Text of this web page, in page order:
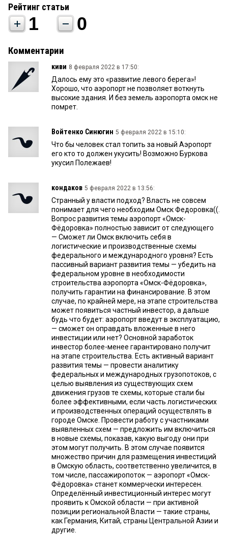
Рейтинг статьи
1 0
Комментарии
киви 8 февраля 2022 в 17:50:
Далось ему это «развитие левого берега»!
Хорошо, что аэропорт не позволяет воткнуть
высокие здания. И без земель аэропорта омск не
помрет.
Войтенко Синюгин 5 февраля 2022 в 15:10:
Что бы человек стал топить за новый Аэропорт
его кто то должен укусить! Возможно Буркова
укусил Полежаев!
кондаков 5 февраля 2022 в 13:56:
Странный у власти подход? Власть не совсем
понимает для чего необходим Омск Федоровка((.
Вопрос развития темы аэропорт «Омск-
Фёдоровка» полностью зависит от следующего
— Сможет ли Омск включить себя в
логистические и производственные схемы
федерального и международного уровня? Есть
пассивный вариант развития темы — убедить на
федеральном уровне в необходимости
строительства аэропорта «Омск-Фёдоровка»,
получить гарантии на финансирование. В этом
случае, по крайней мере, на этапе строительства
может появиться частный инвестор, а дальше
будь что будет: аэропорт введут в эксплуатацию,
— сможет он оправдать вложенные в него
инвестиции или нет? Основной заработок
инвестор более-менее гарантировано получит
на этапе строительства. Есть активный вариант
развития темы — провести аналитику
федеральных и международных грузопотоков, с
целью выявления из существующих схем
движения грузов те схемы, которые стали бы
более эффективными, если часть логистических
и производственных операций осуществлять в
городе Омске. Провести работу с участниками
выявленных схем — предложить им включиться
в новые схемы, показав, какую выгоду они при
этом могут получить. В этом случае появится
множество причин для размещения инвестиций
в Омскую область, соответственно увеличится, в
том числе, пассажиропоток — аэропорт «Омск-
Фёдоровка» станет коммерчески интересен.
Определённый инвестиционный интерес могут
проявить к Омской области — при активной
позиции региональной Власти — такие страны,
как Германия, Китай, страны Центральной Азии и
другие.